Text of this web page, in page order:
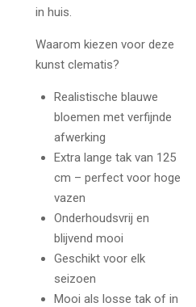
in huis.
Waarom kiezen voor deze
kunst clematis?
Realistische blauwe
bloemen met verfijnde
afwerking
Extra lange tak van 125
cm – perfect voor hoge
vazen
Onderhoudsvrij en
blijvend mooi
Geschikt voor elk
seizoen
Mooi als losse tak of in